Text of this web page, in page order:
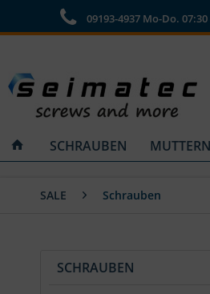
09193-4937 Mo-Do.
SCHRAUBEN MUTTERN
SALE Schrauben
SCHRAUBEN